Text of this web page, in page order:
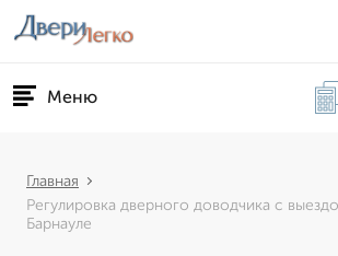
Меню
Главная
Регулировка дверного доводчика с
Барнауле